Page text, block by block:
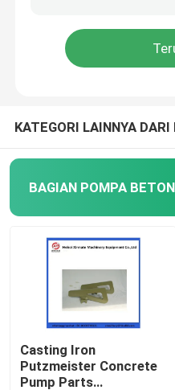
Rumah
Produk
Video
KATEGORI LAINNYA DARI
Casting Iron
Putzmeister Concrete
Pump Parts